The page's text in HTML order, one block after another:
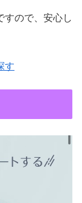
すので、安心し
す